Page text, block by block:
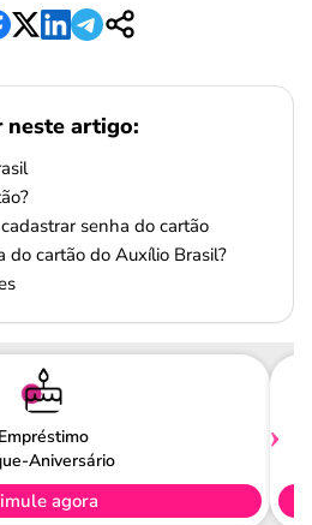
neste artigo:
senha do cartão
do cartão do Auxílio Brasil?
Empréstimo
Aniversário
agora